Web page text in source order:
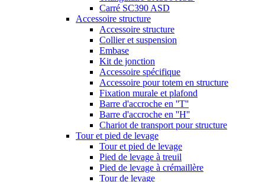
Carré SC390 ASD
Accessoire structure
Accessoire structure
Collier et suspension
Embase
Kit de jonction
Accessoire spécifique
Accessoire pour totem en structure
Fixation murale et plafond
Barre d'accroche en ''T''
Barre d'accroche en ''H''
Chariot de transport pour structure
Tour et pied de levage
Tour et pied de levage
Pied de levage à treuil
Pied de levage à crémaillère
Tour de levage